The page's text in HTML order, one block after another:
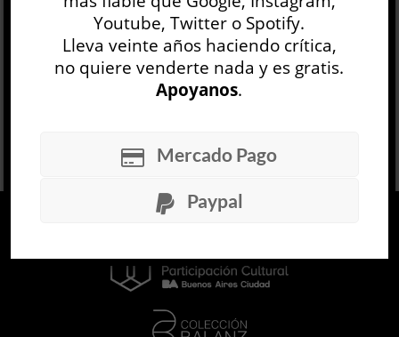
LEER MÁS
Youtube, Twitter o Spotify.
Lleva veinte años haciendo crítica,
no quiere venderte nada y es gratis.
Apoyanos.
Mercado Pago
Paypal